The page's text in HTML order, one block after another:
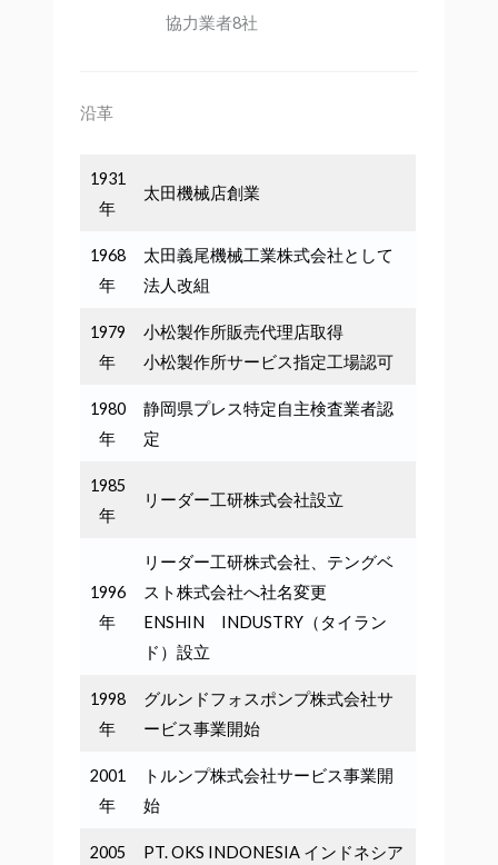
協力業者8社
沿革
1931
年
太田機械店創業
1968
年
太田義尾機械工業株式会社として
法人改組
1979
年
小松製作所販売代理店取得
小松製作所サービス指定工場認可
1980
年
静岡県プレス特定自主検査業者認
定
1985
年
リーダー工研株式会社設立
1996
年
リーダー工研株式会社、テングベ
スト株式会社へ社名変更
ENSHIN INDUSTRY（タイラン
ド）設立
1998
年
グルンドフォスポンプ株式会社サ
ービス事業開始
2001
年
トルンプ株式会社サービス事業開
始
2005 PT. OKS INDONESIA インドネシア